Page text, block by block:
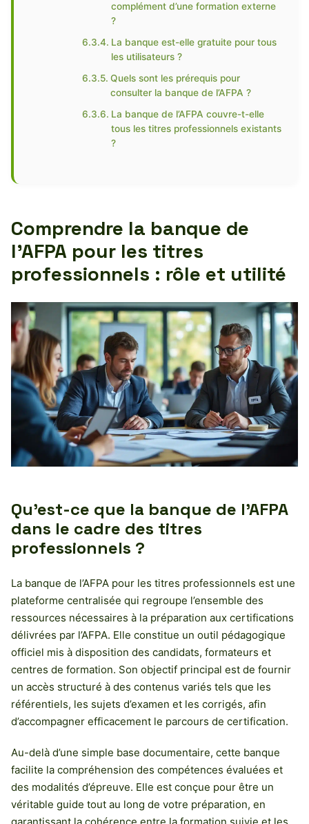
complément d’une formation externe
?
La banque est-elle gratuite pour tous
les utilisateurs ?
Quels sont les prérequis pour
consulter la banque de l’AFPA ?
La banque de l’AFPA couvre-t-elle
tous les titres professionnels existants
?
Comprendre la banque de
l’AFPA pour les titres
professionnels : rôle et utilité
Qu’est-ce que la banque de l’AFPA
dans le cadre des titres
professionnels ?
La banque de l’AFPA pour les titres professionnels est une
plateforme centralisée qui regroupe l’ensemble des
ressources nécessaires à la préparation aux certifications
délivrées par l’AFPA. Elle constitue un outil pédagogique
officiel mis à disposition des candidats, formateurs et
centres de formation. Son objectif principal est de fournir
un accès structuré à des contenus variés tels que les
référentiels, les sujets d’examen et les corrigés, afin
d’accompagner efficacement le parcours de certification.
Au-delà d’une simple base documentaire, cette banque
facilite la compréhension des compétences évaluées et
des modalités d’épreuve. Elle est conçue pour être un
véritable guide tout au long de votre préparation, en